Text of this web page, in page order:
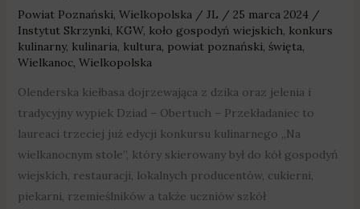
Powiat Poznański Wielkopolska / JL / 25 marca 2024 /
Instytut Skrzynki KGW, koło gospodyń wiejskich konkurs
kulinarny, kulinaria kultura powiat poznański święta
Wielkanoc, Wielkopolska
Olenderska kiełbasa dojrzewająca z dzika oraz jelenia i
tradycyjny wypiek Dziad – Obertuch – Przekładaniec to
laureaci trzeciej już edycji konkursu kulinarnego „Na
wielkanocnym stole”, który skierowany był do kół gospodyń
wiejskich, restauracji, lokalnych producentów, cukierni,
piekarni, rzemieślników a także uczniów szkół